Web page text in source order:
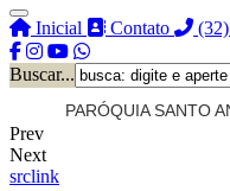
Inicial Contato
Buscar...
PARÓQUIA SANTO
Prev
Next
srclink